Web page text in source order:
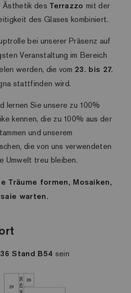
Ästhetik des Terrazzomit der
des Glases kombiniert.
bei unserer Präsenz auf
Veranstaltung im Bereich
werden, die vom 23. bis 27.
stattfinden wird.
lernen Sie unsere zu 100%
kennen, die zu 100% aus der
und unserem
die von uns verwendeten
Umwelt treu bleiben.
Träume formen, Mosaiken,
warten.
Stand B54 sein